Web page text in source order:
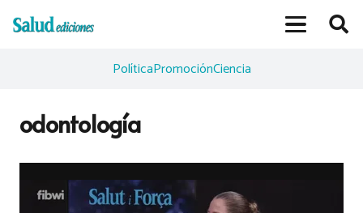
PolíticaPromociónCiencia
odontología